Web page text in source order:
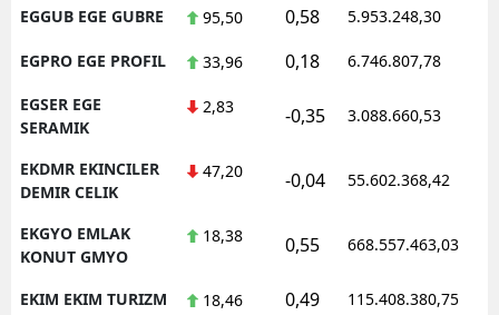
EGGUB EGE GUBRE 95,50 0,58 5.953.248,30
EGPRO EGE PROFIL 33,96 0,18 6.746.807,78
EGSER EGE
SERAMIK
2,83 -0,35 3.088.660,53
EKDMR EKINCILER
DEMIR CELIK
47,20 -0,04 55.602.368,42
EKGYO EMLAK
KONUT GMYO
18,38 0,55 668.557.463,03
EKIM EKIM TURIZM 18,46 0,49 115.408.380,75